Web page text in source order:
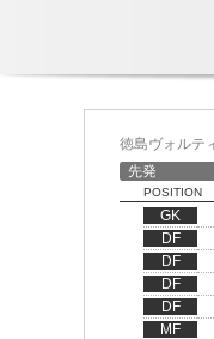
徳島ヴォルテ
先発
POSITION
GK
DF
DF
DF
DF
MF